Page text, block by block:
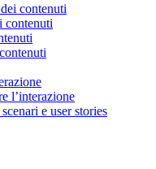
contenuti
contenuti
l’interazione
e user stories